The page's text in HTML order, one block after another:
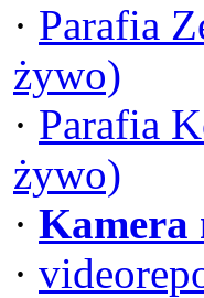
· Parafia
żywo)
· Parafia
żywo)
· Kamera
·